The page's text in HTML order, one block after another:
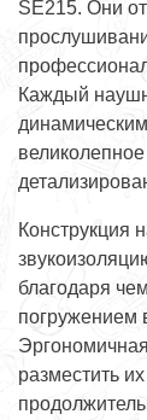
SE215. Они
Каждый
Конструкция
благодаря
погружением
разместить